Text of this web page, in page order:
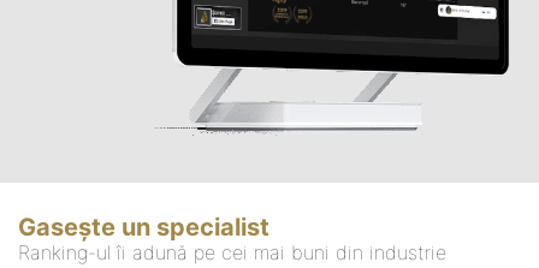
Gasește un specialist
Ranking-ul îi adună pe cei mai buni din industrie